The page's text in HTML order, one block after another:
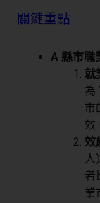
關鍵重點
A 縣市職
就
為
市
效
效
人
者
業